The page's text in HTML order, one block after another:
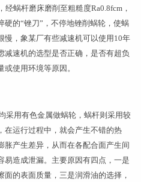
蜗杆磨床磨削至粗糙度Ra0.8fcm，
硬的“锉刀”，不停地锉削蜗轮，使蜗
慢，象某厂有些减速机可以使用10年
减速机的选型是否正确，是否有超负
使用环境等原因。
采用有色金属做蜗轮，蜗杆则采用较
在运行过程中，就会产生不错的热
产生差异，从而在各配合面产生间
易造成泄漏。主要原因有四点，一是
的表面质量，三是润滑油的选择，